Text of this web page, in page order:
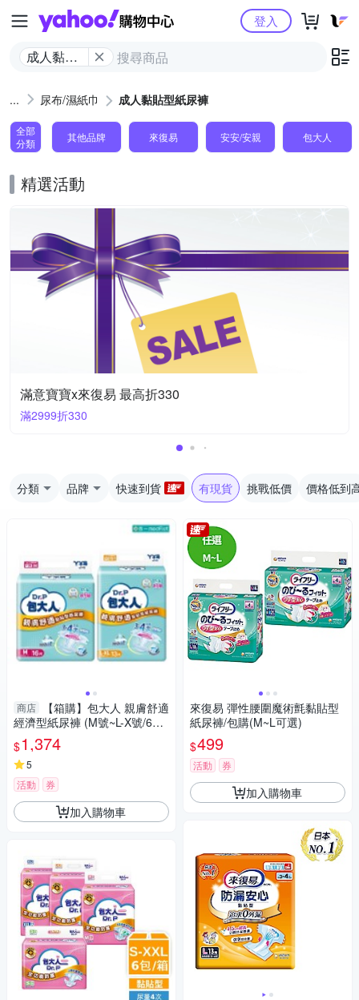
Yahoo購物中心
成人黏貼
登入
尿布/濕紙巾 成人黏貼型紙尿褲
全部
分類
其他品牌 來復易 安安/安親 包大人
精選活動
滿意寶寶x來復易 最高折330
滿2999折330
分類 品牌 快速到貨 有現貨 挑戰低價 價格低到
商店
【箱購】包大人 親膚舒適
經濟型紙尿褲 (M號~L-X號/6包/
箱)｜新舊包裝隨機出貨【杏
一】
$1,374
5
活動
券
加入購物車
來復易 彈性腰圍魔術氈黏貼型
紙尿褲/包購(M~L可選)
$499
活動 券
加入購物車